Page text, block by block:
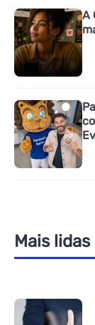
A
Mais lidas